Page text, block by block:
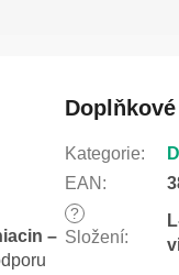
–
Kategorie:
EAN :
?
Složení: